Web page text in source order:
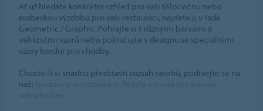
Ať už hledáte konkrétní vzhled pro vaši tělocvičnu nebo
arabeskou výzdobu pro vaši restauraci, najdete ji v řadě
Geometric / Graphic. Pohrajte si s různými barvami a
velikostmi vzorů nebo pokračujte v designu se speciálními
vzory bordur pro chodby.
Chcete-li si snadno představit rozsah návrhů, podívejte se na
naši